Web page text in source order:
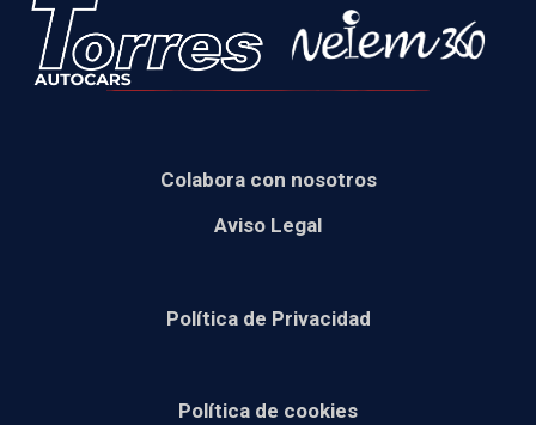
Colabora con nosotros
Aviso Legal
Política de Privacidad
Política de cookies